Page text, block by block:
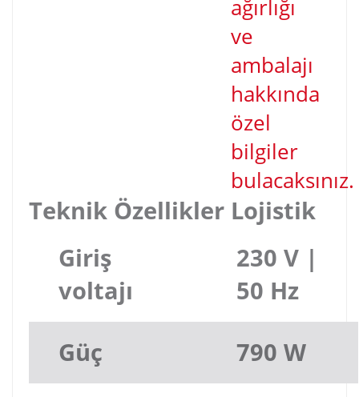
ağırlığı
ve
ambalajı
hakkında
özel
bilgiler
bulacaksınız.
Teknik Özellikler
Giriş
voltajı
230 V |
50 Hz
Güç
790 W
Lojistik